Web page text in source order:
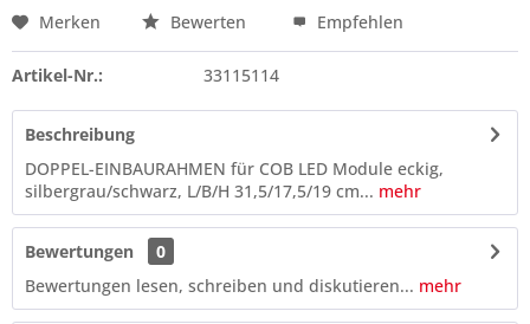
Preis anfragen
Merken Bewerten Empfehlen
Artikel-Nr.: 33115114
Beschreibung
DOPPEL-EINBAURAHMEN für COB LED Module eckig,
silbergrau/schwarz, L/B/H 31,5/17,5/19 cm... mehr
Bewertungen
0
Bewertungen lesen, schreiben und diskutieren... mehr